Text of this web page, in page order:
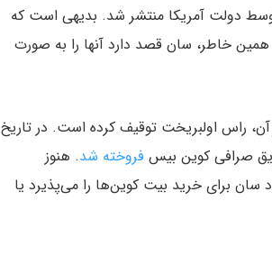
دولت آمریکا منتشر شد. بدیهی است که
همین خاطر، سان قصد دارد آنها را به صورت
بنیانگذار آن، راس اولبریخت توقیف کرده است. در تاریخ
فروخته شد. هنوز
برای خرید بیت کوین‌ها را می‌پذیرد یا